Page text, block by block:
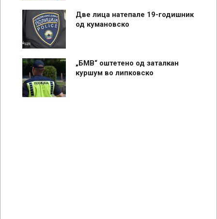
Две лица натепале 19-годишник
од кумановско
„БМВ“ оштетено од заталкан
куршум во липковско